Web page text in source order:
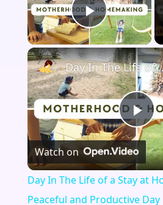
Play
Day In The Life of a
Watch on
Day In The Life of a Stay at
Peaceful and Productive Day